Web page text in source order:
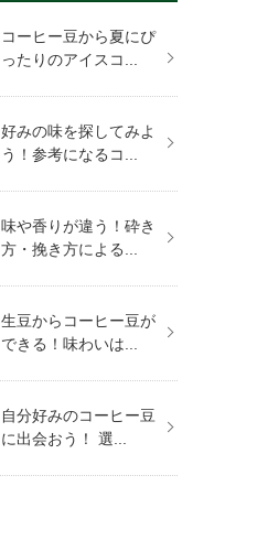
コーヒー豆から夏にぴ
ったりのアイスコ...
好みの味を探してみよ
う！参考になるコ...
味や香りが違う！砕き
方・挽き方による...
生豆からコーヒー豆が
できる！味わいは...
自分好みのコーヒー豆
に出会おう！ 選...